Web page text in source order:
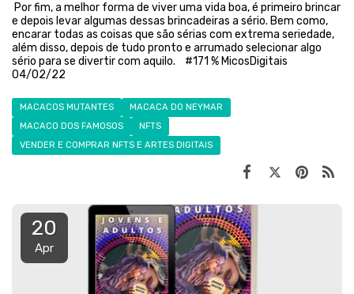
Por fim, a melhor forma de viver uma vida boa, é primeiro brincar
e depois levar algumas dessas brincadeiras a sério. Bem como,
encarar todas as coisas que são sérias com extrema seriedade,
além disso, depois de tudo pronto e arrumado selecionar algo
sério para se divertir com aquilo. #171 % MicosDigitais
04/02/22
MACACOS MUTANTES
MACACA DO NEYMAR
MACACO DOS FAMOSOS
NFTS
VENDER E COMPRAR NFTS E ARTES DIGITAIS
20
Apr